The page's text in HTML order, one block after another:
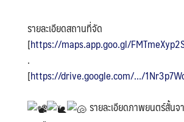
รายละเอียดสถานที่จัด
[https://maps.app.goo.gl/
.
[https://drive.google.com/.../
รายละเอียดภาพยนตร์สั้น